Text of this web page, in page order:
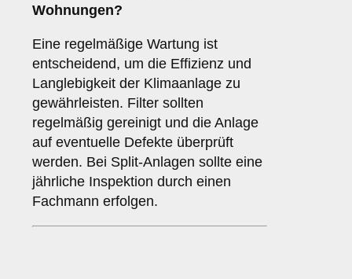
Wohnungen?
Eine regelmäßige Wartung ist
entscheidend, um die Effizienz und
Langlebigkeit der Klimaanlage zu
gewährleisten. Filter sollten
regelmäßig gereinigt und die Anlage
auf eventuelle Defekte überprüft
werden. Bei Split-Anlagen sollte eine
jährliche Inspektion durch einen
Fachmann erfolgen.